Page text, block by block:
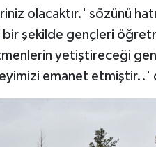
olacaktır.' sözünü
bir şekilde gençleri
yetiştireceği
emanet etmiştir..'